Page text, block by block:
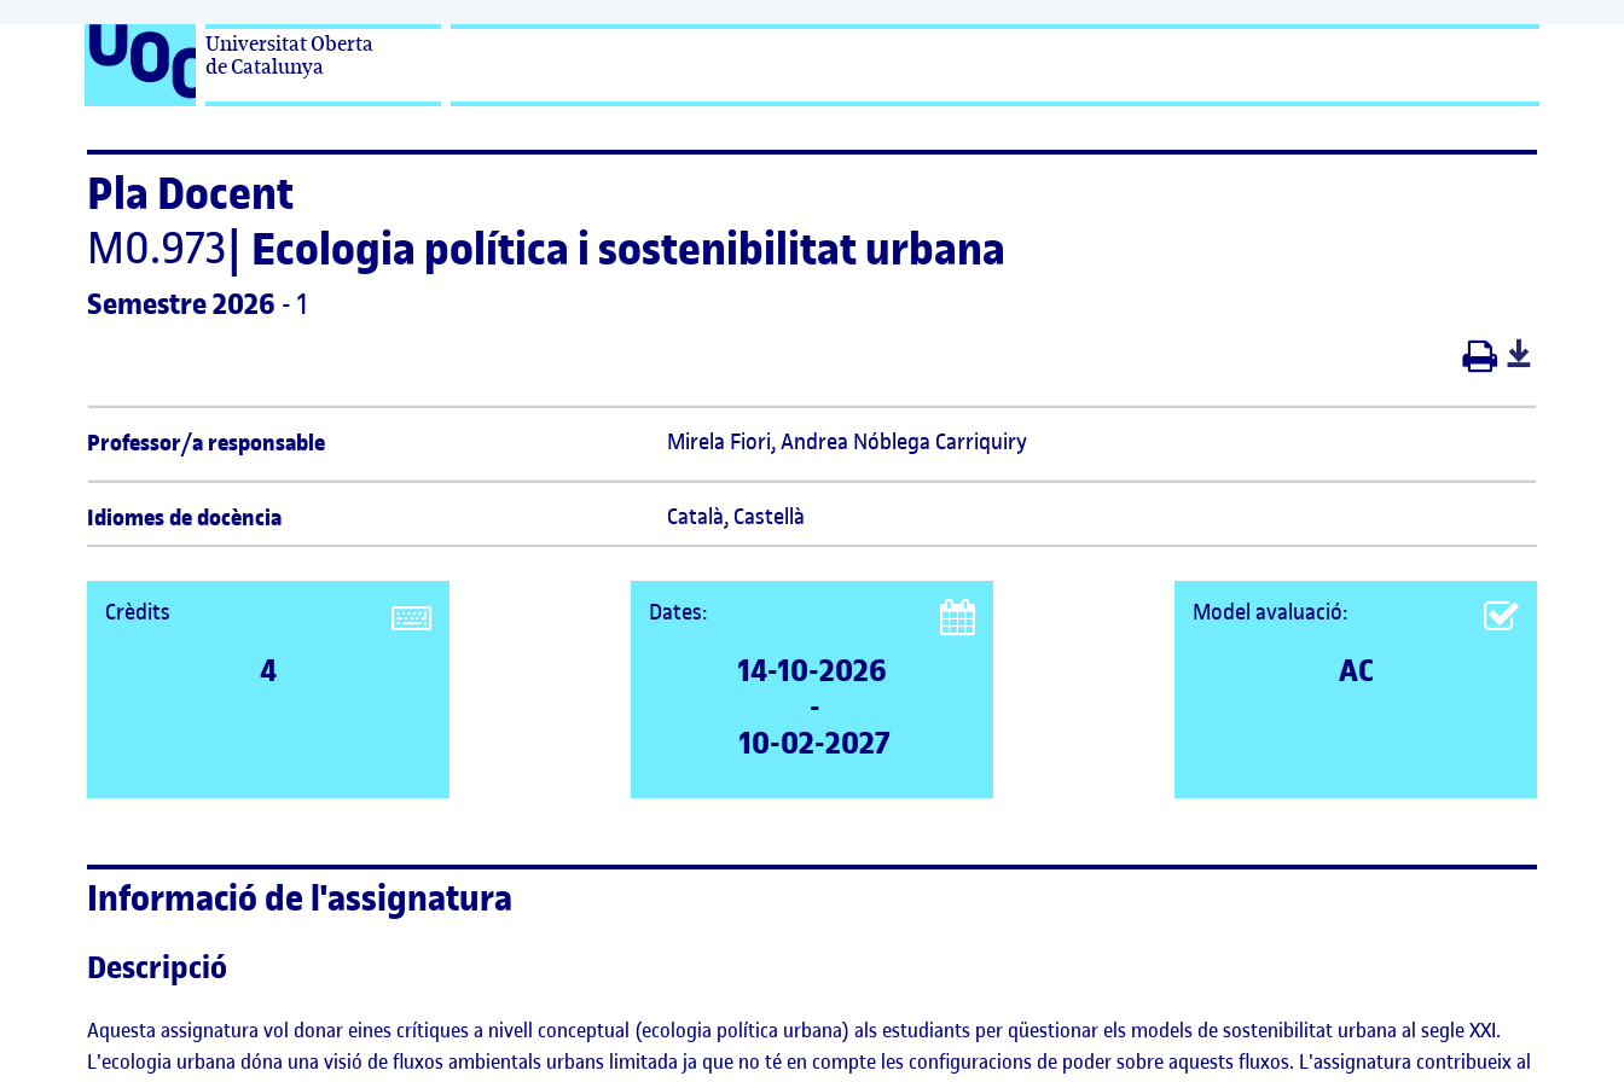
Universitat Oberta
de Catalunya
Pla Docent
M0.973 Ecologia política i sostenibilitat urbana
Semestre 2026 - 1
Professor/a responsable Mirela Fiori, Andrea Nóblega Carriquiry
Idiomes de docència Català, Castellà
Crèdits
4
Dates:
14-10-2026
-
10-02-2027
Model avaluació:
AC
Informació de l'assignatura
Descripció
Aquesta assignatura vol donar eines crítiques a nivell conceptual (ecologia política urbana) als estudiants per qüestionar els models de sostenibilitat urbana al segle XXI.
L'ecologia urbana dóna una visió de fluxos ambientals urbans limitada ja que no té en compte les configuracions de poder sobre aquests fluxos. L'assignatura contribueix al